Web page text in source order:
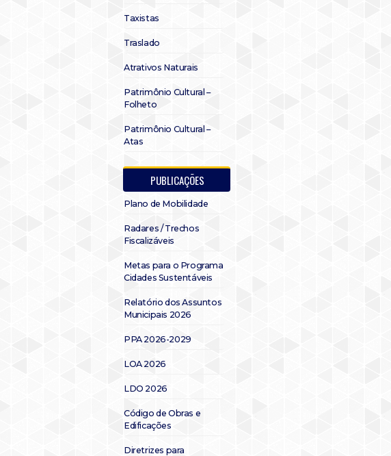
Taxistas
Traslado
Atrativos Naturais
Patrimônio Cultural –
Folheto
Patrimônio Cultural –
Atas
PUBLICAÇÕES
Plano de Mobilidade
Radares / Trechos
Fiscalizáveis
Metas para o Programa
Cidades Sustentáveis
Relatório dos Assuntos
Municipais 2026
PPA 2026-2029
LOA 2026
LDO 2026
Código de Obras e
Edificações
Diretrizes para